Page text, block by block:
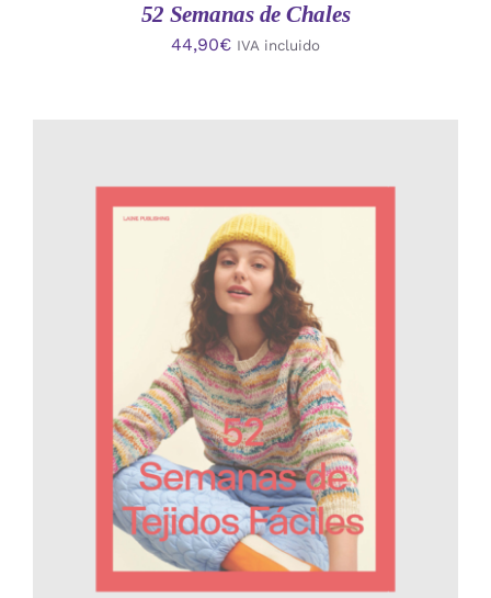
52 Semanas de Chales
44,90€ IVA incluido
AÑADIR AL CARRITO
/
DETALLES